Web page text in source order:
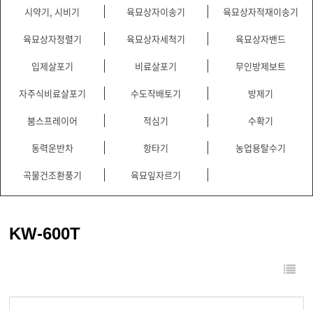
시약기, 시비기 육묘상자이송기 육묘상자적재이송기
육묘상자정렬기 육묘상자세척기 육묘상자밴드
입제살포기 비료살포기 무인방제보트
자주식비료살포기 수도작배토기 방제기
붐스프레이어 적심기 수확기
동력운반차 항타기 농업용탈수기
곡물건조환풍기 육묘잎자르기
KW-600T